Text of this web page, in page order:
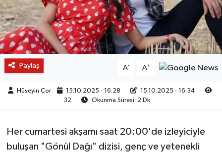
Paylaş A- A+
Hüseyin Çor 15.10.2025 - 16:28
15.10.2025 - 16:34
32
Okunma Süresi: 2 Dk
Her cumartesi akşamı saat 20:00'de izleyiciyle
buluşan "Gönül Dağı" dizisi, genç ve yetenekli